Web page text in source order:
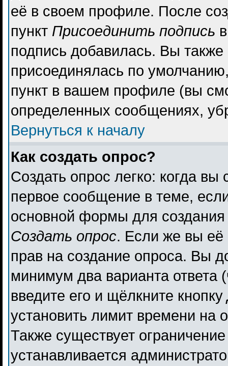
её в своем профиле. После
пункт Присоединить подпись
подпись добавилась. Вы
присоединялась по
пункт в вашем профиле (вы
определенных сообщениях,
Вернуться к началу
Как создать опрос?
Создать опрос легко: когда вы
первое сообщение в теме,
основной формы для
Создать опрос. Если же вы её
прав на создание опроса. Вы
минимум два варианта ответа
введите его и щёлкните кнопку
установить лимит времени на
Также существует
устанавливается